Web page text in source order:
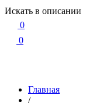
Искать в описании
0
0
Главная
/